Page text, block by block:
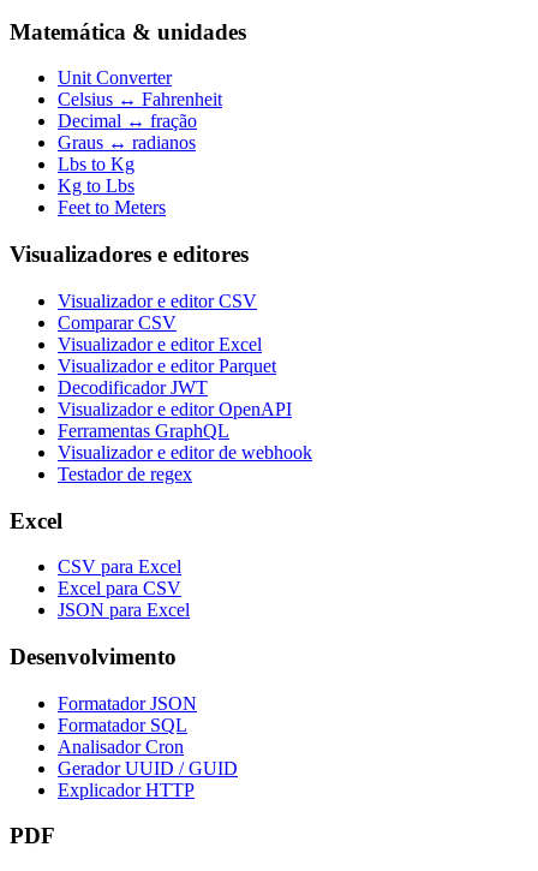
Matemática & unidades
Unit Converter
Celsius ↔ Fahrenheit
Decimal ↔ fração
Graus ↔ radianos
Lbs to Kg
Kg to Lbs
Feet to Meters
Visualizadores e editores
Visualizador e editor CSV
Comparar CSV
Visualizador e editor Excel
Visualizador e editor Parquet
Decodificador JWT
Visualizador e editor OpenAPI
Ferramentas GraphQL
Visualizador e editor de webhook
Testador de regex
Excel
CSV para Excel
Excel para CSV
JSON para Excel
Desenvolvimento
Formatador JSON
Formatador SQL
Analisador Cron
Gerador UUID / GUID
Explicador HTTP
PDF